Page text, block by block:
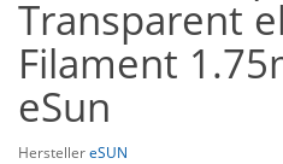
Transparent
Filament
eSun
HerstellereSUN